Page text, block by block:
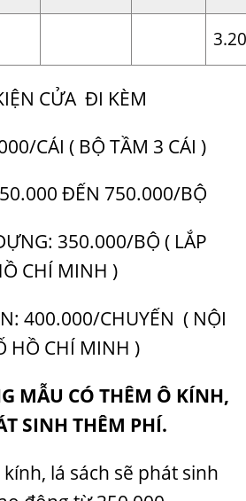
CỬA ĐI KÈM
CÁI ( BỘ TẦM 3 CÁI )
ĐẾN 750.000/BỘ
350.000/BỘ ( LẮP
CHÍ MINH )
400.000/CHUYẾN ( NỘI
HỒ CHÍ MINH )
MẪU CÓ THÊM Ô KÍNH,
SINH THÊM PHÍ.
lá sách sẽ phát sinh